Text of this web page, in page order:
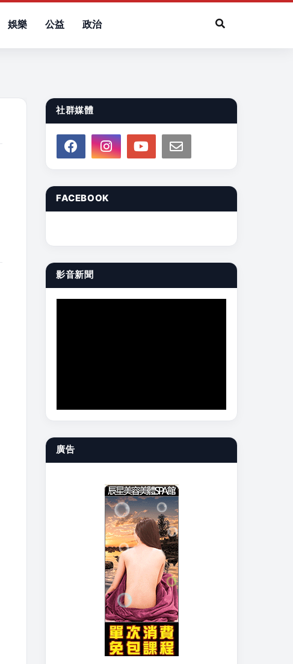
娛樂 公益 政治
社群媒體
FACEBOOK
影音新聞
廣告